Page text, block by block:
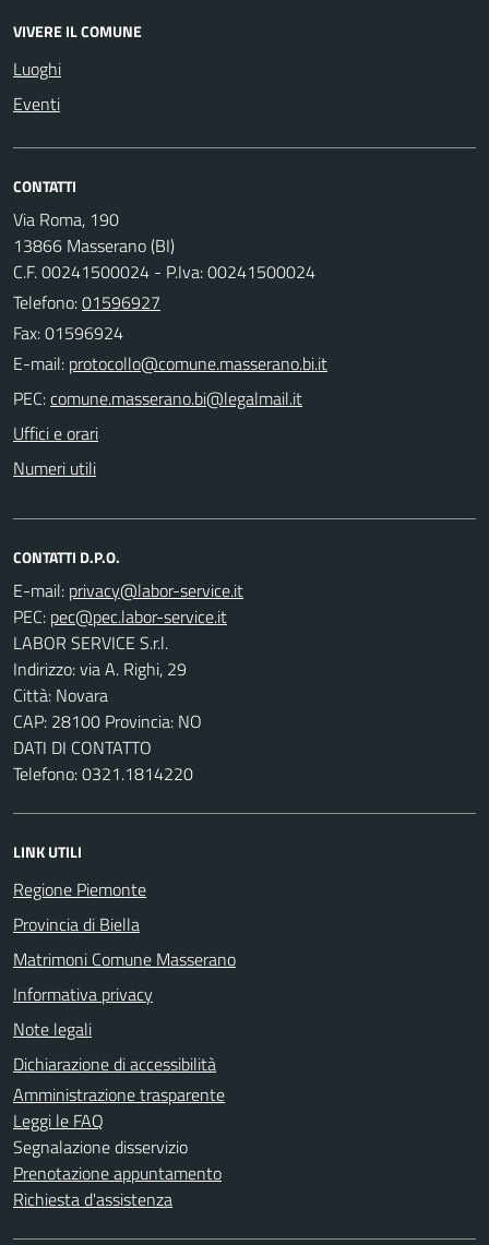
VIVERE IL COMUNE
Luoghi
Eventi
CONTATTI
Via Roma, 190
13866 Masserano (BI)
C.F. 00241500024 - P.Iva: 00241500024
Telefono:01596927
Fax: 01596924
E-mail:
PEC:
Uffici e orari
Numeri utili
CONTATTI D.P.O.
E-mail:
PEC:
LABOR SERVICE S.r.l.
Indirizzo: via A. Righi, 29
Città: Novara
CAP: 28100 Provincia: NO
DATI DI CONTATTO
Telefono: 0321.1814220
LINK UTILI
Regione Piemonte
Provincia di Biella
Matrimoni Comune Masserano
Informativa privacy
Note legali
Dichiarazione di accessibilità
Amministrazione trasparente
Leggi le FAQ
Segnalazione disservizio
Prenotazione appuntamento
Richiesta d'assistenza